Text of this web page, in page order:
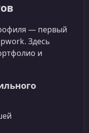
— первый
Здесь
и